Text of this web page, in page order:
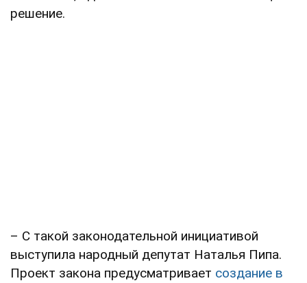
решение.
– С такой законодательной инициативой
выступила народный депутат Наталья Пипа.
Проект закона предусматривает создание в